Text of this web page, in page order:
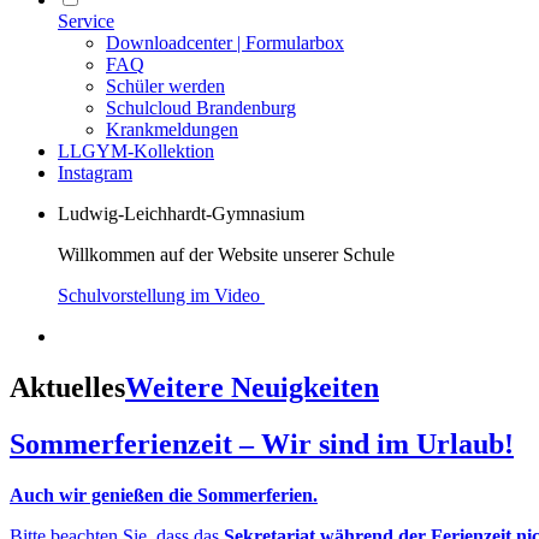
Service
Downloadcenter | Formularbox
FAQ
Schüler werden
Schulcloud Brandenburg
Krankmeldungen
LLGYM-Kollektion
Instagram
Ludwig-Leichhardt-Gymnasium
Willkommen auf der Website unserer Schule
Schulvorstellung im Video
AktuellesWeitere Neuigkeiten
Sommerferienzeit – Wir sind im Urlaub!
Auch wir genießen die Sommerferien.